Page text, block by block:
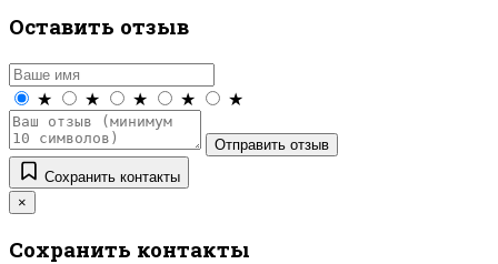
Оставить отзыв
★ ★ ★ ★ ★
Отправить отзыв
Сохранить контакты
×
Сохранить контакты